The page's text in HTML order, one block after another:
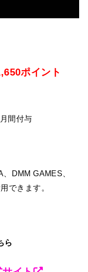
ポイント
間付与
DMM GAMES、
できます。
ら